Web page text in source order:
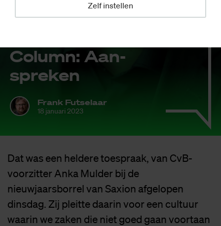
Zelf instellen
Co­lumn: Aan­
spre­ken
Frank Futselaar
18 januari 2023
Dat was een heldere toespraak, van CvB-
voorzitter Anka Mulder bij de
nieuwjaarsborrel van Saxion afgelopen
dinsdag. Zij pleitte daarin voor een cultuur
waarin we zaken die niet goed gaan voortaan